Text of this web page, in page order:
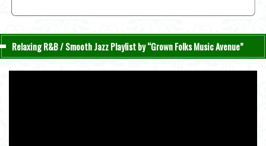
Relaxing R&B / Smooth Jazz Playlist by “Grown Folks Music Avenue”